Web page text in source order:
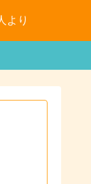
より